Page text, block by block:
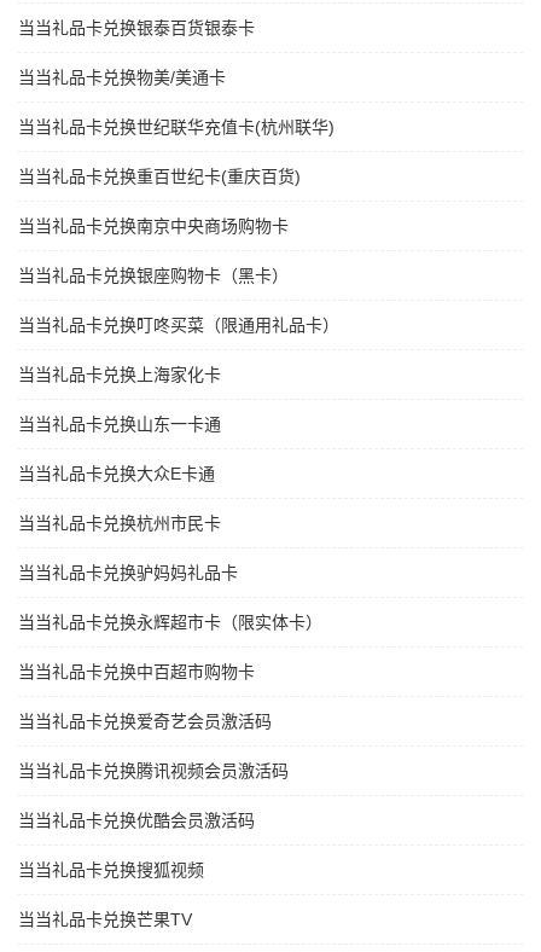
当当礼品卡兑换银泰百货银泰卡
当当礼品卡兑换物美/美通卡
当当礼品卡兑换世纪联华充值卡(杭州联华)
当当礼品卡兑换重百世纪卡(重庆百货)
当当礼品卡兑换南京中央商场购物卡
当当礼品卡兑换银座购物卡（黑卡）
当当礼品卡兑换叮咚买菜（限通用礼品卡）
当当礼品卡兑换上海家化卡
当当礼品卡兑换山东一卡通
当当礼品卡兑换大众E卡通
当当礼品卡兑换杭州市民卡
当当礼品卡兑换驴妈妈礼品卡
当当礼品卡兑换永辉超市卡（限实体卡）
当当礼品卡兑换中百超市购物卡
当当礼品卡兑换爱奇艺会员激活码
当当礼品卡兑换腾讯视频会员激活码
当当礼品卡兑换优酷会员激活码
当当礼品卡兑换搜狐视频
当当礼品卡兑换芒果TV